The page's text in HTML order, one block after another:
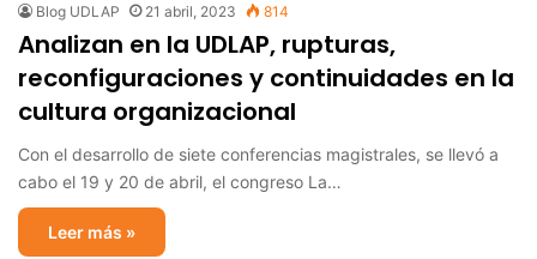
Blog UDLAP 21 abril, 2023 814
Analizan en la UDLAP, rupturas,
reconfiguraciones y continuidades en la
cultura organizacional
Con el desarrollo de siete conferencias magistrales, se llevó a
cabo el 19 y 20 de abril, el congreso La…
Leer más »